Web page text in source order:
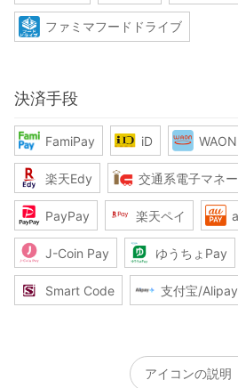
ファミマフードドライブ
決済手段
FamiPay iD WAON
楽天Edy 交通系電子マネー
PayPay 楽天ペイ
J-Coin Pay ゆうちょPay
Smart Code 支付宝/
アイコンの説明